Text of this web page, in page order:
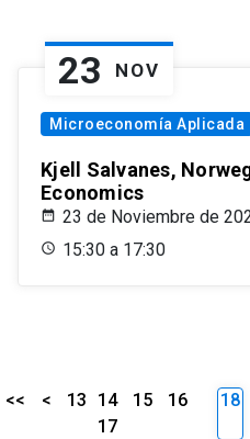
23 NOV
Microeconomía Aplicada
Kjell Salvanes,
Economics
23 de Noviembre de
15:30 a 17:30
<< < 13 14 15
16
17
18